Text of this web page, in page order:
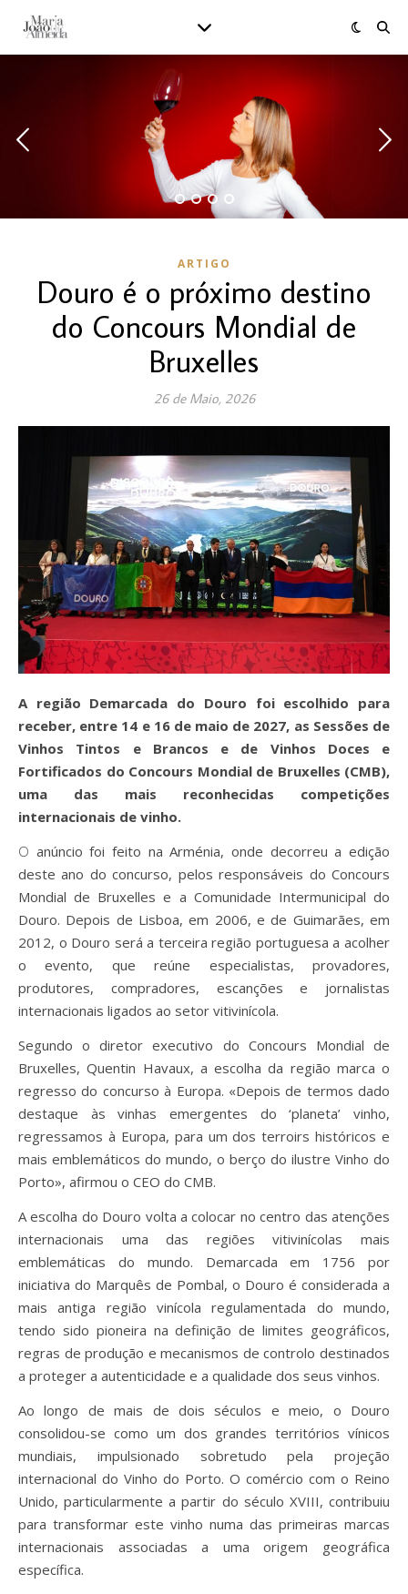
ARTIGO
Douro é o próximo destino
do Concours Mondial de
Bruxelles
26 de Maio, 2026
A região Demarcada do Douro foi escolhido para
receber, entre 14 e 16 de maio de 2027, as Sessões de
Vinhos Tintos e Brancos e de Vinhos Doces e
Fortificados do Concours Mondial de Bruxelles (CMB),
uma das mais reconhecidas competições
internacionais de vinho.
O anúncio foi feito na Arménia, onde decorreu a edição
deste ano do concurso, pelos responsáveis do Concours
Mondial de Bruxelles e a Comunidade Intermunicipal do
Douro. Depois de Lisboa, em 2006, e de Guimarães, em
2012, o Douro será a terceira região portuguesa a acolher
o evento, que reúne especialistas, provadores,
produtores, compradores, escanções e jornalistas
internacionais ligados ao setor vitivinícola.
Segundo o diretor executivo do Concours Mondial de
Bruxelles, Quentin Havaux, a escolha da região marca o
regresso do concurso à Europa. «Depois de termos dado
destaque às vinhas emergentes do ‘planeta’ vinho,
regressamos à Europa, para um dos terroirs históricos e
mais emblemáticos do mundo, o berço do ilustre Vinho do
Porto», afirmou o CEO do CMB.
A escolha do Douro volta a colocar no centro das atenções
internacionais uma das regiões vitivinícolas mais
emblemáticas do mundo. Demarcada em 1756 por
iniciativa do Marquês de Pombal, o Douro é considerada a
mais antiga região vinícola regulamentada do mundo,
tendo sido pioneira na definição de limites geográficos,
regras de produção e mecanismos de controlo destinados
a proteger a autenticidade e a qualidade dos seus vinhos.
Ao longo de mais de dois séculos e meio, o Douro
consolidou-se como um dos grandes territórios vínicos
mundiais, impulsionado sobretudo pela projeção
internacional do Vinho do Porto. O comércio com o Reino
Unido, particularmente a partir do século XVIII, contribuiu
para transformar este vinho numa das primeiras marcas
internacionais associadas a uma origem geográfica
específica.